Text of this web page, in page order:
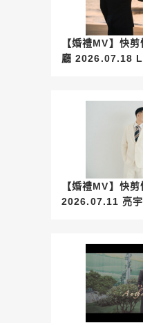
【婚禮MV】快
【婚禮MV】快